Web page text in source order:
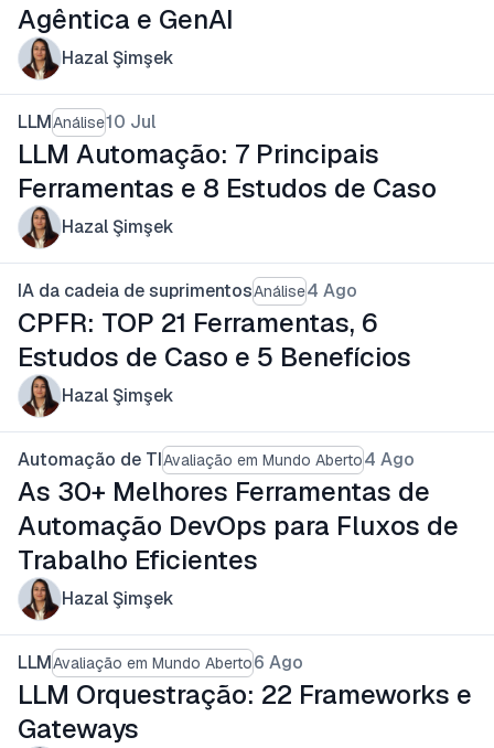
Agêntica e GenAI
Hazal Şimşek
LLMAnálise10 Jul
LLM Automação: 7 Principais
Ferramentas e 8 Estudos de Caso
Hazal Şimşek
IA da cadeia de suprimentosAnálise4 Ago
CPFR: TOP 21 Ferramentas, 6
Estudos de Caso e 5 Benefícios
Hazal Şimşek
Automação de TIAvaliação em Mundo Aberto4 Ago
As 30+ Melhores Ferramentas de
Automação DevOps para Fluxos de
Trabalho Eficientes
Hazal Şimşek
LLMAvaliação em Mundo Aberto6 Ago
LLM Orquestração: 22 Frameworks e
Gateways